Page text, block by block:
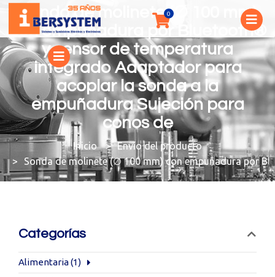
Sonda de molinete (∅ 100 mm)
con empuñadura por Bluetooth®
y sensor de temperatura
integrado Adaptador para
acoplar la sonda a la
empuñadura Sujeción para
conos de
You are here:
Envío del producto
Sonda de molinete (∅ 100 mm) con empuñadura por
Categorías
Alimentaria(1)